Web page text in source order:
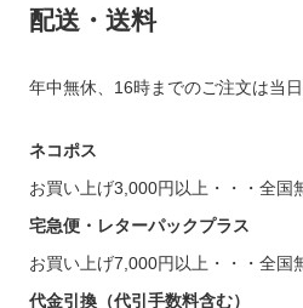
配送・送料
年中無休、16時までのご注文は当日
ネコポス
お買い上げ3,000円以上・・・全国
宅急便・レターパックプラス
お買い上げ7,000円以上・・・全国
代金引換（代引手数料含む）